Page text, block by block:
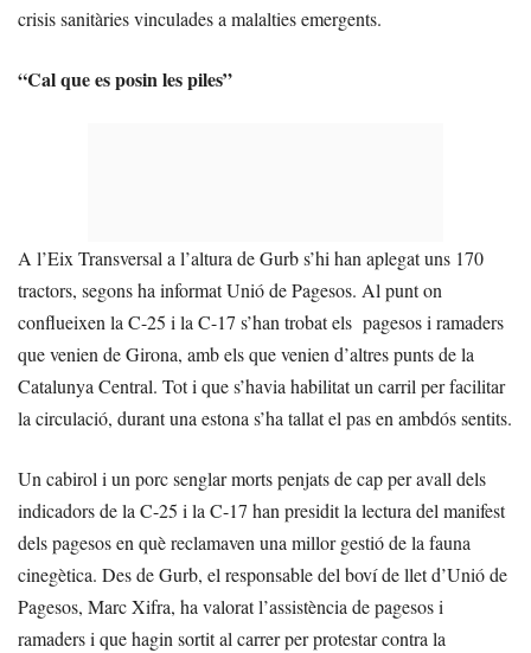
crisis sanitàries vinculades a malalties emergents.
“Cal que es posin les piles”
A l’Eix Transversal a l’altura de Gurb s’hi han aplegat uns 170
tractors, segons ha informat Unió de Pagesos. Al punt on
conflueixen la C-25 i la C-17 s’han trobat els pagesos i ramaders
que venien de Girona, amb els que venien d’altres punts de la
Catalunya Central. Tot i que s’havia habilitat un carril per facilitar
la circulació, durant una estona s’ha tallat el pas en ambdós sentits.
Un cabirol i un porc senglar morts penjats de cap per avall dels
indicadors de la C-25 i la C-17 han presidit la lectura del manifest
dels pagesos en què reclamaven una millor gestió de la fauna
cinegètica. Des de Gurb, el responsable del boví de llet d’Unió de
Pagesos, Marc Xifra, ha valorat l’assistència de pagesos i
ramaders i que hagin sortit al carrer per protestar contra la